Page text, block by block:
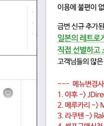
컴퓨터,주변기기 (19)
주방,생활잡화,일용품 (206)
레져,아웃도어 (17)